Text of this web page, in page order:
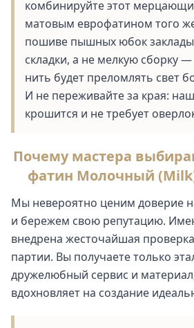
комбинируйте этот
матовым еврофатином того
пошиве пышных юбок
складки, а не мелкую сборку
нить будет преломлять свет
И не переживайте за края:
крошится и не требует
Почему мастера
фатин Молочный
Мы невероятно ценим доверие
и бережем свою репутацию.
внедрена жесточайшая
партии. Вы получаете только
дружелюбный сервис и
вдохновляет на создание